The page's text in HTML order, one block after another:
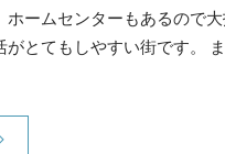
ホームセンターもあるので
がとてもしやすい街です。